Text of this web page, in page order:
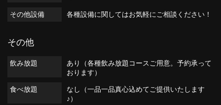
その他設備 各種設備に関してはお気軽にご相談ください！
その他
飲み放題
あり（各種飲み放題コースご用意。予約承って
おります）
食べ放題
なし（一品一品真心込めてご提供いたします
♪）